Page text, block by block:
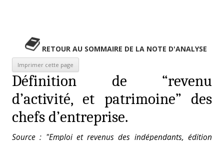
RETOUR AU SOMMAIRE DE LA NOTE D'ANALYSE
Définition de “revenu
d’activité, et patrimoine” des
chefs d’entreprise.
Source : "Emploi et revenus des indépendants, édition